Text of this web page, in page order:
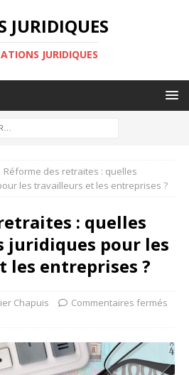
JURIDIQUES
JURIDIQUES
Réforme des retraites : quelles
les travailleurs et les entreprises ?
: quelles
juridiques pour les
entreprises ?
Chapuis Commentaires fermés